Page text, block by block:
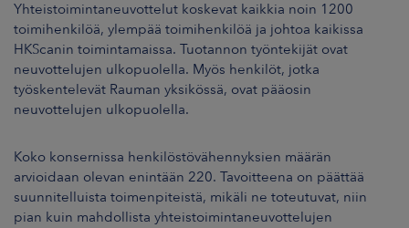
Yhteistoimintaneuvottelut koskevat kaikkia noin 1200
toimihenkilöä, ylempää toimihenkilöä ja johtoa kaikissa
HKScanin toimintamaissa. Tuotannon työntekijät ovat
neuvottelujen ulkopuolella. Myös henkilöt, jotka
työskentelevät Rauman yksikössä, ovat pääosin
neuvottelujen ulkopuolella.
Koko konsernissa henkilöstövähennyksien määrän
arvioidaan olevan enintään 220. Tavoitteena on päättää
suunnitelluista toimenpiteistä, mikäli ne toteutuvat, niin
pian kuin mahdollista yhteistoimintaneuvottelujen